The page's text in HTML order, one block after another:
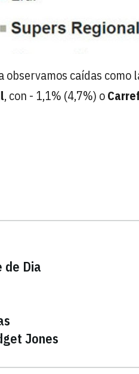
caídas como
, con - 1,1% (4,7%) o
de Dia
Jones